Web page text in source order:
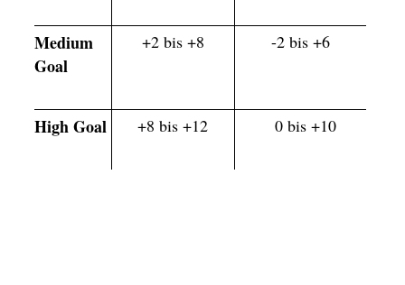
Medium
Goal
+2 bis +8 -2 bis +6
High Goal +8 bis +12 0 bis +10